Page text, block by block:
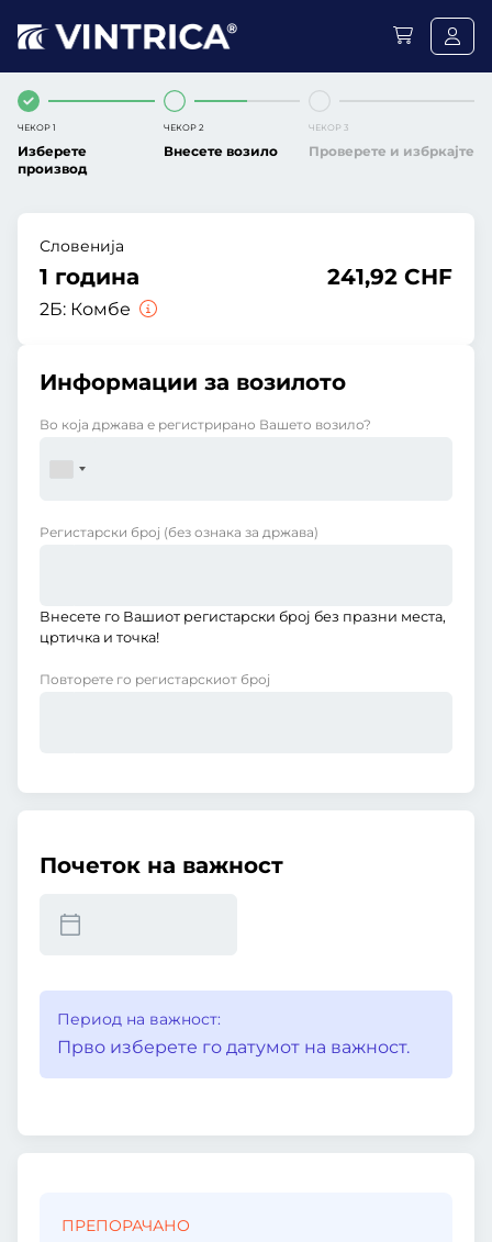
ЧЕКОР 1
Изберете
производ
ЧЕКОР 2
Внесете возило
ЧЕКОР 3
Проверете и избркајте
Словенија
1 година
2Б: Комбе
241,92 CHF
Информации за возилото
Во која држава е регистрирано Вашето возило?
Регистарски број (без ознака за држава)
Внесете го Вашиот регистарски број без празни места,
цртичка и точка!
Повторете го регистарскиот број
Почеток на важност
Период на важност:
Прво изберете го датумот на важност.
ПРЕПОРАЧАНО